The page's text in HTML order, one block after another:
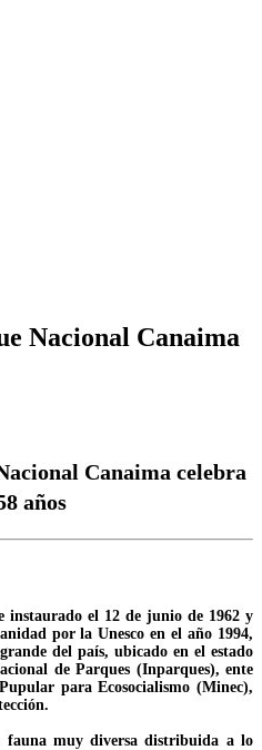
Nacional Canaima
Canaima celebra
años
instaurado el 12 de junio de 1962 y
por la Unesco en el año 1994,
del país, ubicado en el estado
de Parques (Inparques), ente
para Ecosocialismo (Minec),
fauna muy diversa distribuida a lo